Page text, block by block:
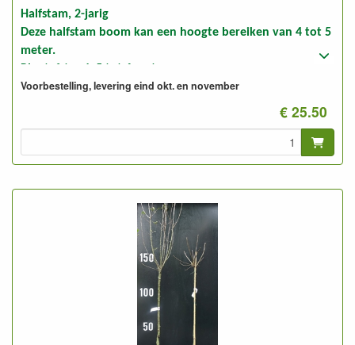
Halfstam, 2-jarig
Deze halfstam boom kan een hoogte bereiken van 4 tot 5
meter.
Plantafstand: 5 tot 6 meter.
Foto: halfstam 2-jarig, ongesnoeid en gesnoeid
Voorbestelling, levering eind okt. en november
€ 25.50